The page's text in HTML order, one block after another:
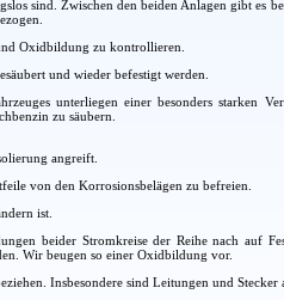
sind. Zwischen den beiden Anlagen gibt es
Oxidbildung zu kontrollieren.
und wieder befestigt werden.
unterliegen einer besonders starken
zu säubern.
angreift.
von den Korrosionsbelägen zu befreien.
ist.
beider Stromkreise der Reihe nach auf
Wir beugen so einer Oxidbildung vor.
Insbesondere sind Leitungen und